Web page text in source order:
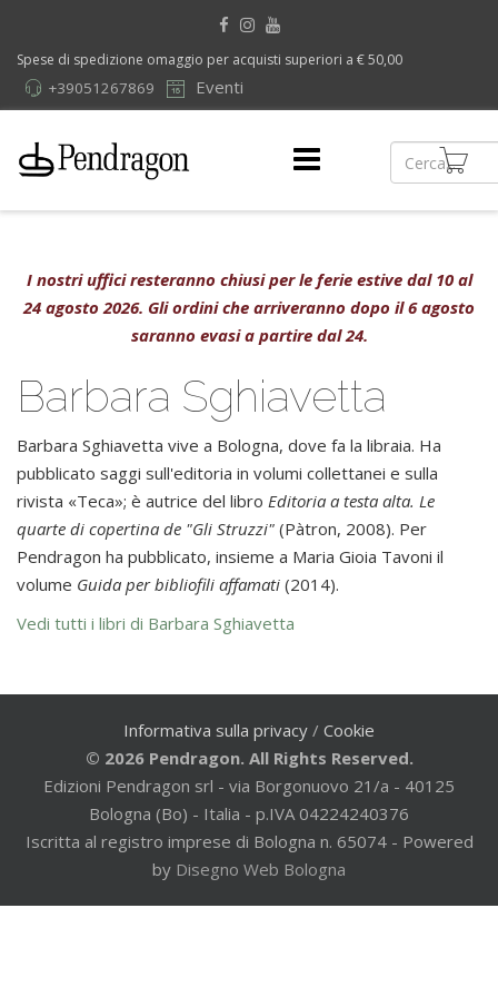
Spese di spedizione omaggio per acquisti superiori a € 50,00
Eventi
+39051267869
I nostri uffici resteranno chiusi per le ferie estive dal 10 al
24 agosto 2026. Gli ordini che arriveranno dopo il 6 agosto
saranno evasi a partire dal 24.
Barbara Sghiavetta
Barbara Sghiavetta vive a Bologna, dove fa la libraia. Ha
pubblicato saggi sull'editoria in volumi collettanei e sulla
rivista «Teca»; è autrice del libro Editoria a testa alta. Le
quarte di copertina de "Gli Struzzi" (Pàtron, 2008). Per
Pendragon ha pubblicato, insieme a Maria Gioia Tavoni il
volume Guida per bibliofili affamati (2014).
Vedi tutti i libri di Barbara Sghiavetta
Informativa sulla privacy / Cookie
© 2026 Pendragon. All Rights Reserved.
Edizioni Pendragon srl - via Borgonuovo 21/a - 40125
Bologna (Bo) - Italia - p.IVA 04224240376
Iscritta al registro imprese di Bologna n. 65074 - Powered
by Disegno Web Bologna